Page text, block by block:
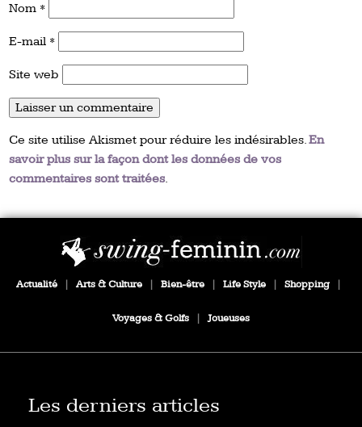
Nom *
E-mail *
Site web
Ce site utilise Akismet pour réduire les indésirables.En
savoir plus sur la façon dont les données de vos
commentaires sont traitées.
Actualité Arts & Culture Bien-être Life Style Shopping
Voyages & Golfs Joueuses
Les derniers articles